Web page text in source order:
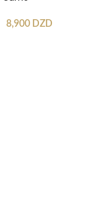
8,900 DZD